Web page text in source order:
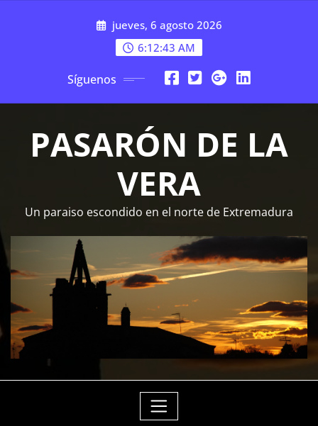
jueves, 6 agosto 2026
6:12:43 AM
Síguenos
PASARÓN DE LA
VERA
Un paraiso escondido en el norte de Extremadura